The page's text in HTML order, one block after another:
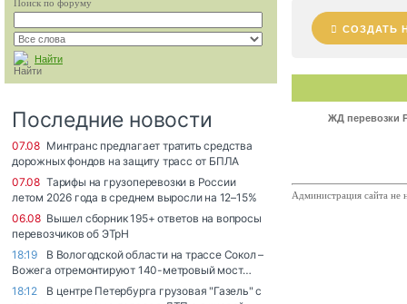
Поиск по форуму
Найти
СОЗДАТЬ
ЖД перевозки
Администрация сайта не